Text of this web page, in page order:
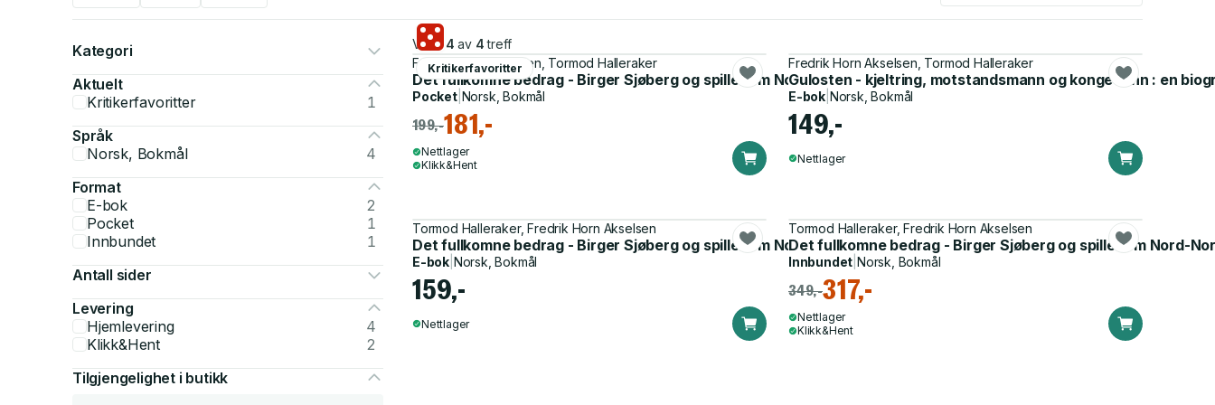
Kategori
Aktuelt
Kritikerfavoritter
1
Språk
Norsk, Bokmål
4
Format
E-bok
2
Pocket
1
Innbundet
1
Antall sider
Levering
Hjemlevering
4
Klikk&Hent
2
Tilgjengelighet i butikk
Viser 4 av 4 treff
Kritikerfavoritter
Fredrik Horn Akselsen, Tormod Halleraker
Det fullkomne bedrag - Birger Sjøberg og spillet om Nord-Norge
Pocket| Norsk, Bokmål
199,-181,-
Nettlager
Klikk&Hent
Fredrik Horn Akselsen, Tormod Halleraker
Gulosten - kjeltring, motstandsmann og kongevenn : en
E-bok Norsk, Bokmål
149,-
Nettlager
Tormod Halleraker, Fredrik Horn Akselsen
Det fullkomne bedrag - Birger Sjøberg og spillet om Nord-Norge
E-bok Norsk, Bokmål
159,-
Nettlager
Tormod Halleraker, Fredrik Horn Akselsen
Det fullkomne bedrag - Birger Sjøberg og spillet om Nord-
Innbundet |Norsk, Bokmål
349,-317,-
Nettlager
Klikk&Hent